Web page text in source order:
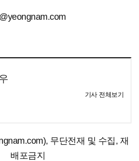
기사 전체보기
무단전재 및 수집, 재
배포금지